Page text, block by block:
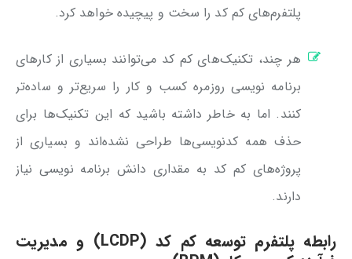
پلتفرم‌های کم کد را سخت و پیچیده خواهد کرد.
هر چند، تکنیک‌های کم کد می‌توانند بسیاری از کارهای
برنامه نویسی روزمره کسب و کار را سریع‌تر و ساده‌تر
کنند. اما به خاطر داشته باشید که این تکنیک‌ها برای
حذف همه کدنویسی‌ها طراحی نشده‌اند و بسیاری از
پروژه‌های کم کد به مقداری دانش برنامه نویسی نیاز
دارند.
رابطه پلتفرم توسعه کم کد (LCDP) و مدیریت